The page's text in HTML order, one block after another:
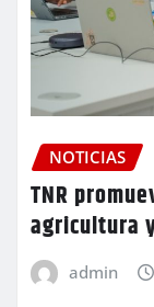
NOTICIAS
TNR
agricultura
admin